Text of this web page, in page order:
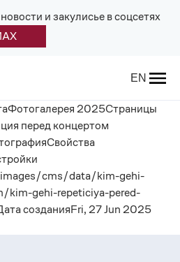
и закулисье в соцсетях
EN
2025Страницы
перед концертом
cms/data/kim-gehi-
kim-gehi-repeticiya-pered-
созданияFri, 27 Jun 2025